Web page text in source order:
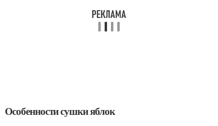
Особенности сушки яблок